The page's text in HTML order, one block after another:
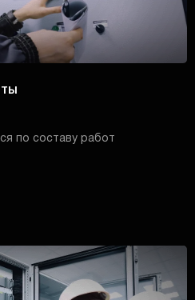
по составу работ